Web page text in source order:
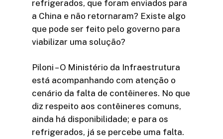
refrigerados, que foram enviados para
a China e não retornaram? Existe algo
que pode ser feito pelo governo para
viabilizar uma solução?
Piloni – O Ministério da Infraestrutura
está acompanhando com atenção o
cenário da falta de contêineres. No que
diz respeito aos contêineres comuns,
ainda há disponibilidade; e para os
refrigerados, já se percebe uma falta.